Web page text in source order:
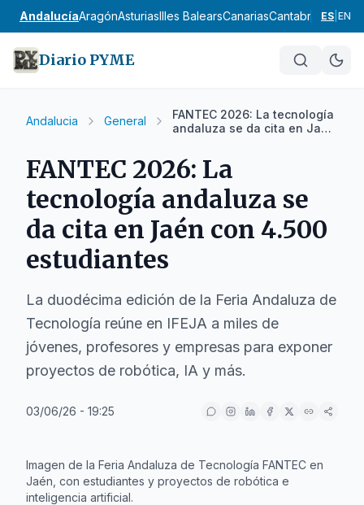
AndalucíaAragónAsturiasIlles BalearsCanariasCantabria Castilla
ES EN
Diario PYME
Andalucia General
FANTEC 2026: La tecnología
andaluza se da cita en Jaén
FANTEC 2026: La
tecnología andaluza se
da cita en Jaén con 4.500
estudiantes
La duodécima edición de la Feria Andaluza de
Tecnología reúne en IFEJA a miles de
jóvenes, profesores y empresas para exponer
proyectos de robótica, IA y más.
03/06/26 - 19:25
Imagen de la Feria Andaluza de Tecnología FANTEC en
Jaén, con estudiantes y proyectos de robótica e
inteligencia artificial.